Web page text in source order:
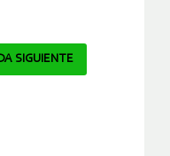
SIGUIENTE